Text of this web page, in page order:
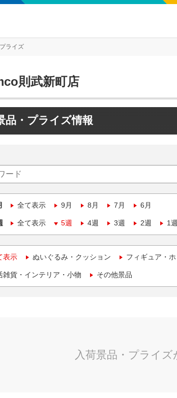
ライズ
則武新町店
品・プライズ情報
全て表示 9月 8月 7月 6月
全て表示 5週 4週 3週 2週 1週
表示 ぬいぐるみ・クッション フィギュア・
雑貨・インテリア・小物 その他景品